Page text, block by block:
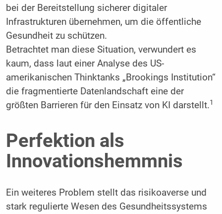
bei der Bereitstellung sicherer digitaler
Infrastrukturen übernehmen, um die öffentliche
Gesundheit zu schützen.
Betrachtet man diese Situation, verwundert es
kaum, dass laut einer Analyse des US-
amerikanischen Thinktanks „Brookings Institution“
die fragmentierte Datenlandschaft eine der
größten Barrieren für den Einsatz von KI darstellt.1
Perfektion als
Innovationshemmnis
Ein weiteres Problem stellt das risikoaverse und
stark regulierte Wesen des Gesundheitssystems